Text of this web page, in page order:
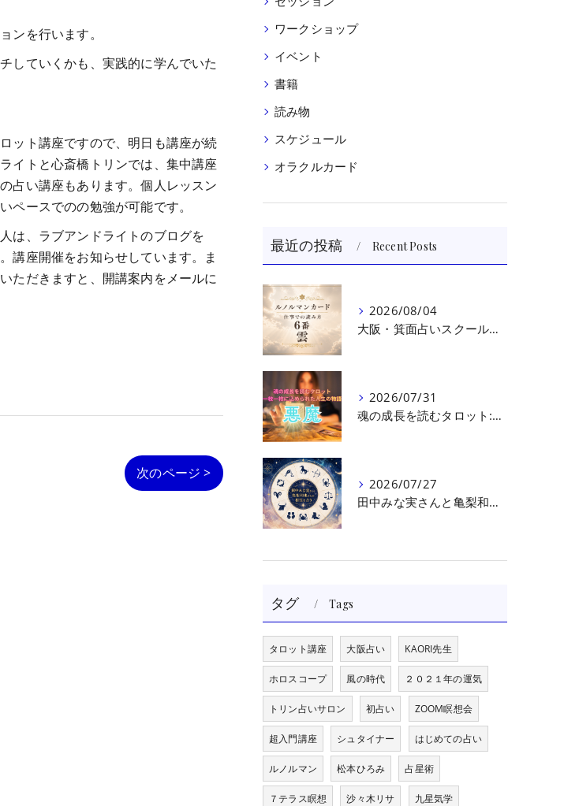
ンを行います。
していくかも、実践的に学んでいた
ット講座ですので、明日も講座が続
イトと心斎橋トリンでは、集中講座
占い講座もあります。個人レッスン
ペースでのの勉強が可能です。
は、ラブアンドライトのブログを
講座開催をお知らせしています。ま
ただきますと、開講案内をメールに
次のページ >
ワークショップ
イベント
書籍
読み物
スケジュール
オラクルカード
最近の投稿 Recent Posts
2026/08/04
大阪・箕面占いスクール 原 史恵 | ルノルマンカード読み方のコツ「雲」 仕事をテーマに占った場合
2026/07/31
魂の成長を読むタロット:悪魔（第十七回目）｜大阪・箕面占いスクールラブアンドライト
2026/07/27
田中みな実さんと亀梨和也さんの相性を読む｜大阪・箕面占いスクールラブアンドライト
タグ Tags
タロット講座 大阪占い KAORI先生
ホロスコープ 風の時代 ２０２１年の運気
トリン占いサロン 初占い ZOOM瞑想会
超入門講座 シュタイナー はじめての占い
ルノルマン 松本ひろみ 占星術
７テラス瞑想 沙々木リサ 九星気学